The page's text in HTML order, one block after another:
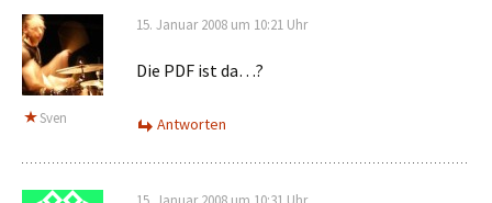
Sven
15. Januar 2008 um 10:21 Uhr
Die PDF ist da…?
Antworten